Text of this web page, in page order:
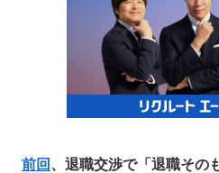
前回 、退職交渉で「退職その